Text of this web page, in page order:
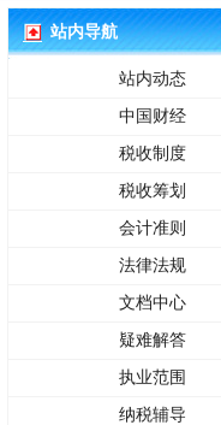
站内导航
站内动态
中国财经
税收制度
税收筹划
会计准则
法律法规
文档中心
疑难解答
执业范围
纳税辅导